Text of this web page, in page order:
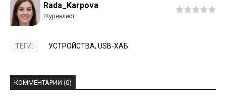
Rada_Karpova
ТЕГИ: УСТРОЙСТВА, USB-ХАБ
КОММЕНТАРИИ (0)